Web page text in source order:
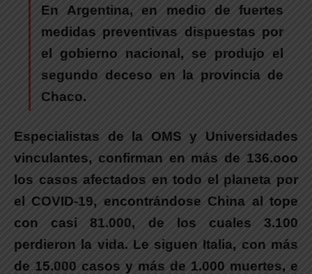
En Argentina, en medio de fuertes
medidas preventivas dispuestas por
el gobierno nacional, se produjo el
segundo deceso en la provincia de
Chaco.
Especialistas de la OMS y Universidades
vinculantes, confirman en más de 136.ooo
los casos afectados en todo el planeta por
el COVID-19, encontrándose China al tope
con casi 81.000, de los cuales 3.100
perdieron la vida. Le siguen Italia, con más
de 15.000 casos y más de 1.000 muertes, e